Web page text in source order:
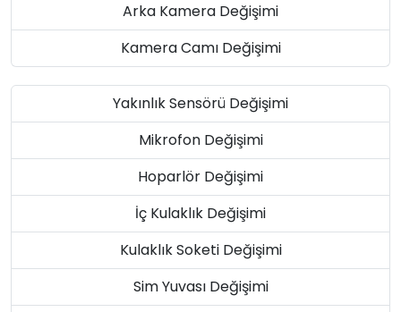
Arka Kamera Değişimi
Kamera Camı Değişimi
Yakınlık Sensörü Değişimi
Mikrofon Değişimi
Hoparlör Değişimi
İç Kulaklık Değişimi
Kulaklık Soketi Değişimi
Sim Yuvası Değişimi